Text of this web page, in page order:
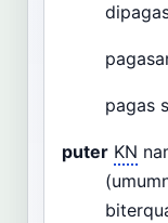
pagas
puter KN